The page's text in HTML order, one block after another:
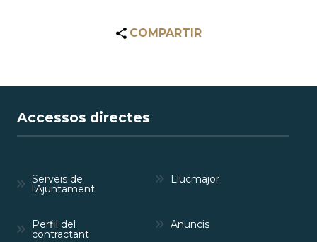
COMPARTIR
Accessos directes
Serveis de
l'Ajuntament
Llucmajor
Perfil del
contractant
Anuncis